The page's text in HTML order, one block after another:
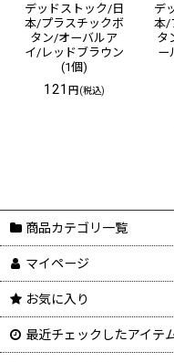
デッドストック/日
本/プラスチックボ
タン/オーバルア
イ/レッドブラウン
(1個)
121 円(税込)
デ
本/
タ
ー
商品カテゴリ一覧
マイページ
お気に入り
最近チェックしたアイテ